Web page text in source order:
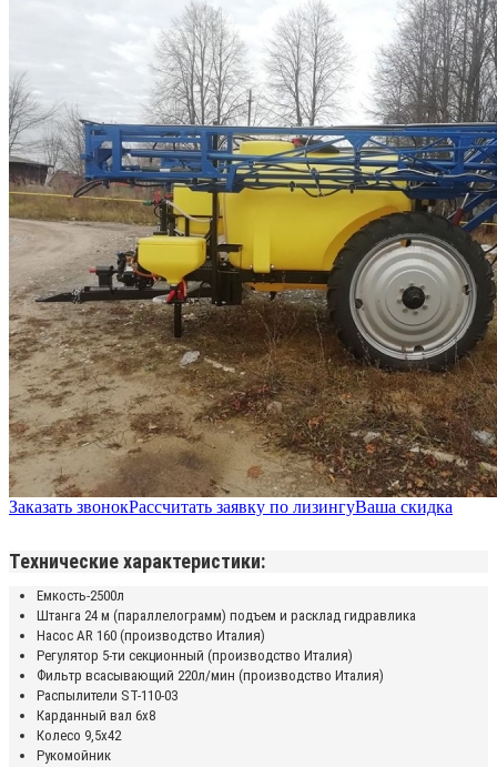
Заказать звонокРассчитать заявку по лизингуВаша скидка
Технические характеристики:
Емкость-2500л
Штанга 24 м (параллелограмм) подъем и расклад гидравлика
Насос AR 160 (производство Италия)
Регулятор 5-ти секционный (производство Италия)
Фильтр всасывающий 220л/мин (производство Италия)
Распылители ST-110-03
Карданный вал 6х8
Колесо 9,5х42
Рукомойник